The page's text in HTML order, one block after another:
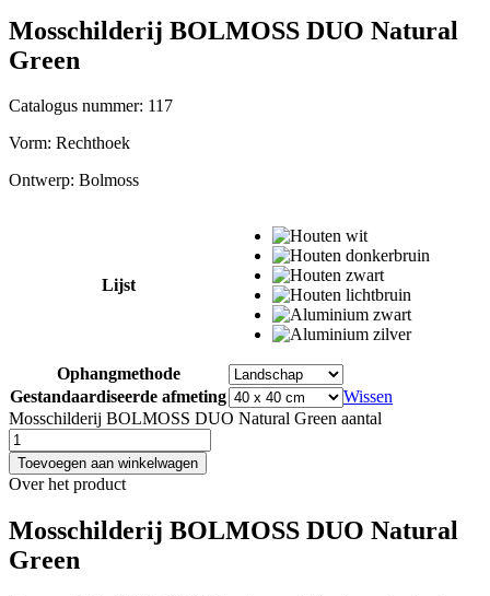
Mosschilderij BOLMOSS DUO Natural
Green
Catalogus nummer: 117
Vorm: Rechthoek
Ontwerp: Bolmoss
Lijst
Ophangmethode
Gestandaardiseerde afmeting
Wissen
Mosschilderij BOLMOSS DUO Natural Green aantal
Toevoegen aan winkelwagen
Over het product
Mosschilderij BOLMOSS DUO Natural
Green